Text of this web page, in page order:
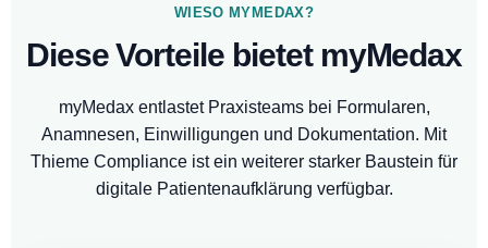
WIESO MYMEDAX?
Diese Vorteile bietet myMedax
myMedax entlastet Praxisteams bei Formularen,
Anamnesen, Einwilligungen und Dokumentation. Mit
Thieme Compliance ist ein weiterer starker Baustein für
digitale Patientenaufklärung verfügbar.